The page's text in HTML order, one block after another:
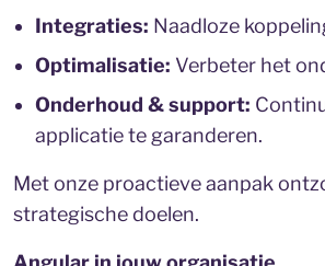
Integraties: Naadloze
Optimalisatie: Verbeter het
Onderhoud & support:
applicatie te garanderen.
Met onze proactieve aanpak
strategische doelen.